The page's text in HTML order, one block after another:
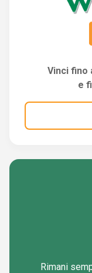
Vinci fino
e
Rimani